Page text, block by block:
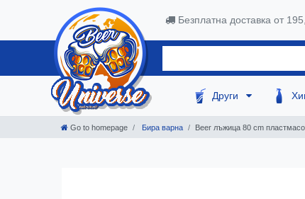
Безплатна доставка от
Други
Go to homepage Бира варна Beer лъжица 80 cm